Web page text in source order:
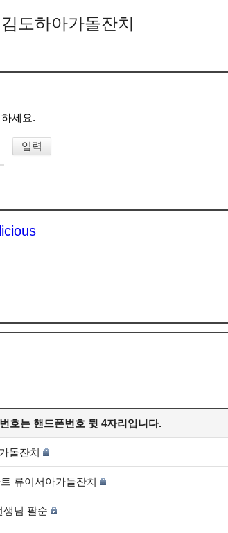
도하아가돌잔치
세요.
호는 핸드폰번호 뒷 4자리입니다.
돌잔치
류이서아가돌잔치
생님 팔순